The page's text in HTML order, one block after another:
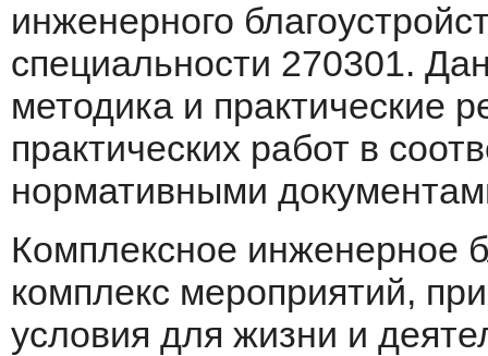
инженерного
специальности 270301.
методика и практические
практических работ в
нормативными
Комплексное инженерное
комплекс мероприятий,
условия для жизни и